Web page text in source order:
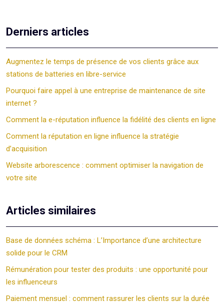
Derniers articles
Augmentez le temps de présence de vos clients grâce aux
stations de batteries en libre-service
Pourquoi faire appel à une entreprise de maintenance de site
internet ?
Comment la e-réputation influence la fidélité des clients en ligne
Comment la réputation en ligne influence la stratégie
d’acquisition
Website arborescence : comment optimiser la navigation de
votre site
Articles similaires
Base de données schéma : L’Importance d’une architecture
solide pour le CRM
Rémunération pour tester des produits : une opportunité pour
les influenceurs
Paiement mensuel : comment rassurer les clients sur la durée